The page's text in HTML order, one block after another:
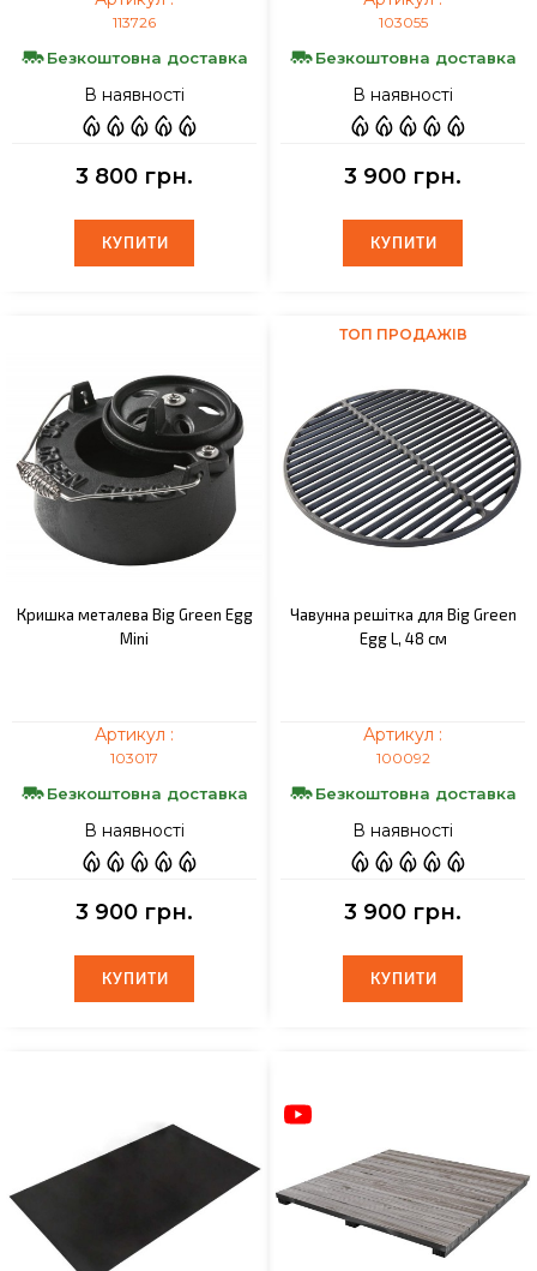
113726
Безкоштовна доставка
В наявності
3 800 грн.
КУПИТИ
КУПИТИ
103055
Безкоштовна доставка
В наявності
3 900 грн.
КУПИТИ
КУПИТИ
Кришка металева Big Green Egg
Mini
Артикул :
103017
Безкоштовна доставка
В наявності
3 900 грн.
КУПИТИ
КУПИТИ
ТОП ПРОДАЖІВ
Чавунна решітка для Big Green
Egg L, 48 см
Артикул :
100092
Безкоштовна доставка
В наявності
3 900 грн.
КУПИТИ
КУПИТИ